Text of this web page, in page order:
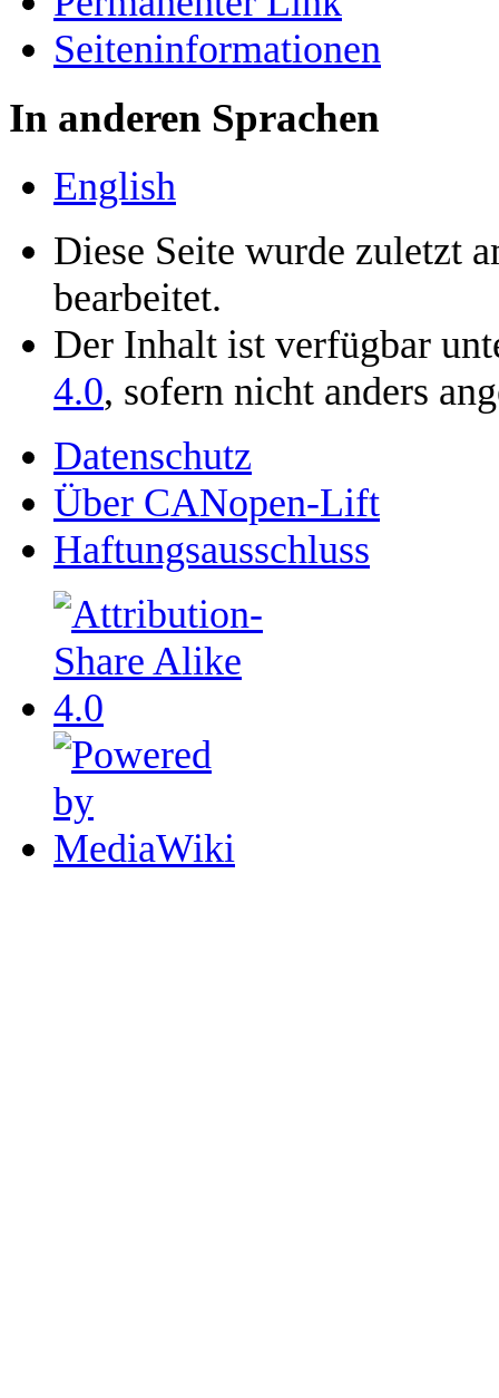
Seiten­­informationen
In anderen Sprachen
English
Diese Seite wurde zuletzt
bearbeitet.
Der Inhalt ist verfügbar
4.0, sofern nicht anders
Datenschutz
Über CANopen-Lift
Haftungsausschluss